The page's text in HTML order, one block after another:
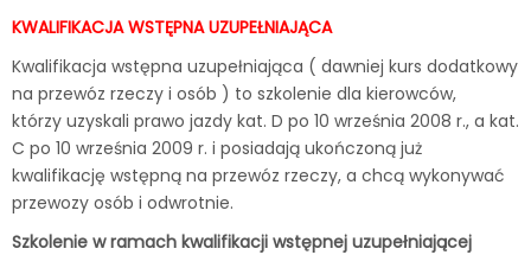
KWALIFIKACJA WSTĘPNA UZUPEŁNIAJĄCA
Kwalifikacja wstępna uzupełniająca ( dawniej kurs dodatkowy
na przewóz rzeczy i osób ) to szkolenie dla kierowców,
którzy uzyskali prawo jazdy kat. D po 10 września 2008 r., a kat.
C po 10 września 2009 r. i posiadają ukończoną już
kwalifikację wstępną na przewóz rzeczy, a chcą wykonywać
przewozy osób i odwrotnie.
Szkolenie w ramach kwalifikacji wstępnej uzupełniającej